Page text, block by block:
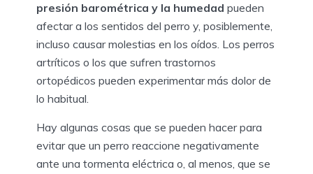
presión barométrica y la humedad pueden
afectar a los sentidos del perro y, posiblemente,
incluso causar molestias en los oídos. Los perros
artríticos o los que sufren trastornos
ortopédicos pueden experimentar más dolor de
lo habitual.
Hay algunas cosas que se pueden hacer para
evitar que un perro reaccione negativamente
ante una tormenta eléctrica o, al menos, que se